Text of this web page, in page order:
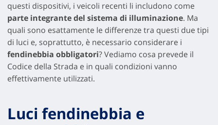
questi dispositivi, i veicoli recenti li includono come
parte integrante del sistema di illuminazione. Ma
quali sono esattamente le differenze tra questi due tipi
di luci e, soprattutto, è necessario considerare i
fendinebbia obbligatori? Vediamo cosa prevede il
Codice della Strada e in quali condizioni vanno
effettivamente utilizzati.
Luci fendinebbia e